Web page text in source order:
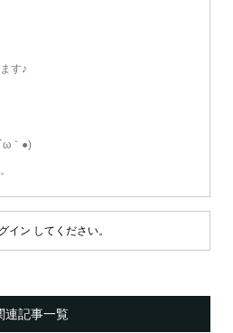
す♪
｀●)ゞ
イン してください。
連記事一覧